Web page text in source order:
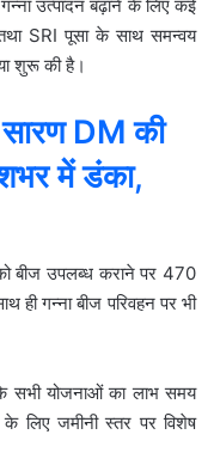
उत्पादन बढ़ाने के लिए कई
SRI पूसाके साथ समन्वय
शुरू की है।
DM की
में डंका,
बीज उपलब्ध कराने पर 470
ही गन्ना बीज परिवहन पर भी
सभी योजनाओं का लाभ समय
लिए जमीनी स्तर पर विशेष